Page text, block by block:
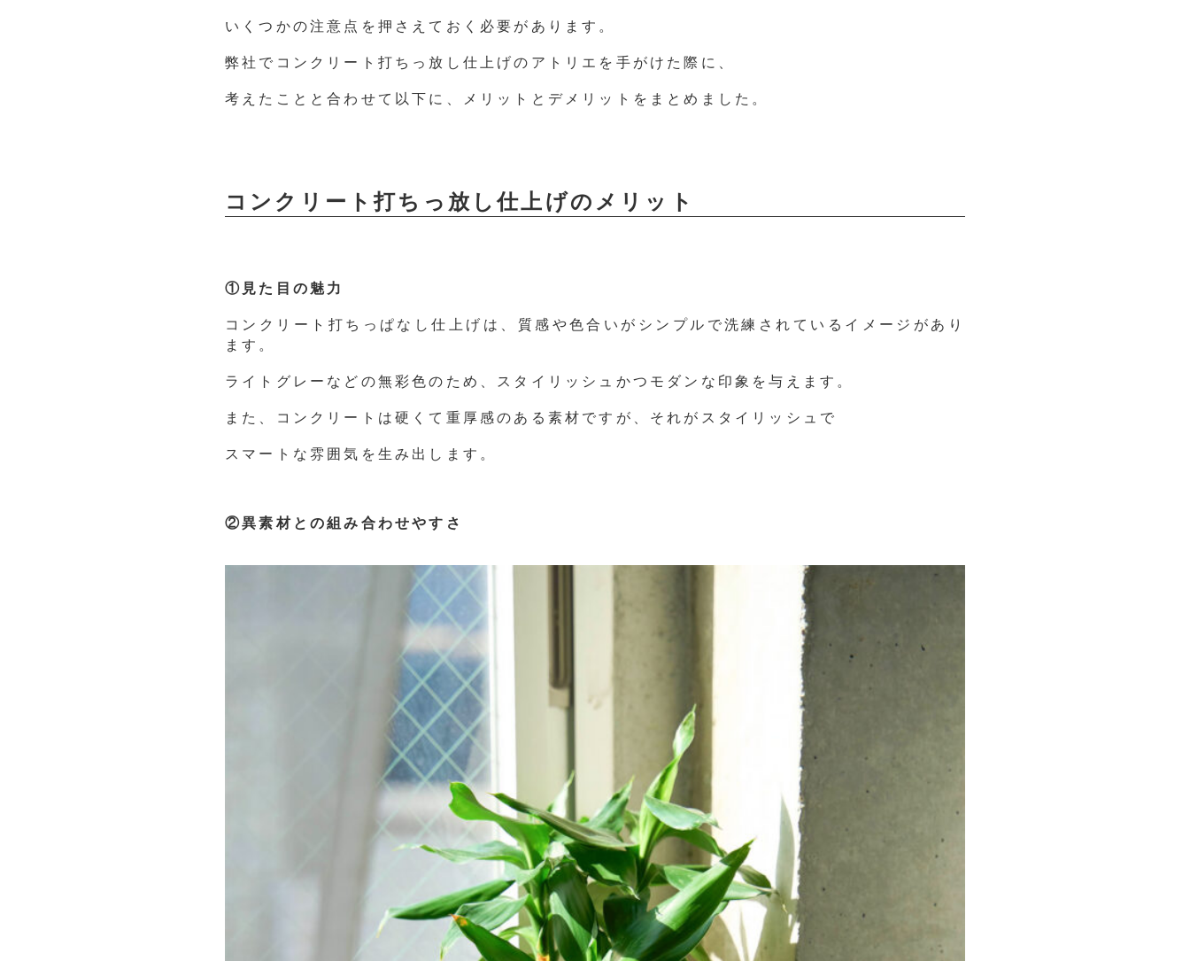
いくつかの注意点を押さえておく必要があります。
弊社でコンクリート打ちっ放し仕上げのアトリエを手がけた際に、
考えたことと合わせて以下に、メリットとデメリットをまとめました。
コンクリート打ちっ放し仕上げのメリット
①見た目の魅力
コンクリート打ちっぱなし仕上げは、質感や色合いがシンプルで洗練されているイメージがあり
ます。
ライトグレーなどの無彩色のため、スタイリッシュかつモダンな印象を与えます。
また、コンクリートは硬くて重厚感のある素材ですが、それがスタイリッシュで
スマートな雰囲気を生み出します。
②異素材との組み合わせやすさ